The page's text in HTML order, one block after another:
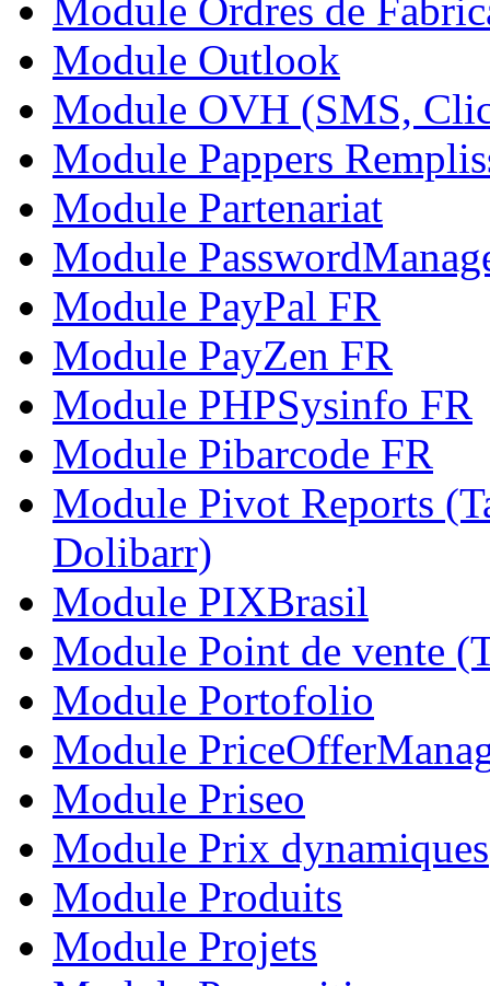
Module Ordres de
Module Outlook
Module OVH (SMS,
Module Pappers
Module Partenariat
Module
Module PayPal FR
Module PayZen FR
Module PHPSysinfo FR
Module Pibarcode FR
Module Pivot Reports
Dolibarr)
Module PIXBrasil
Module Point de vente
Module Portofolio
Module
Module Priseo
Module Prix dynamiques
Module Produits
Module Projets